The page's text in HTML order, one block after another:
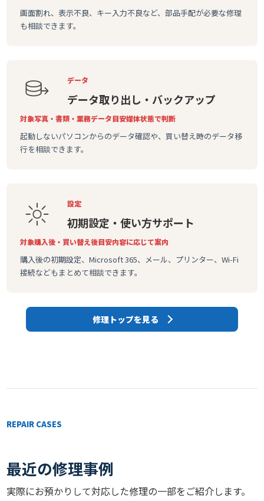
画面割れ、表示不良、キー入力不良など、部品手配が必要な修理
も相談できます。
データ
データ取り出し・バックアップ
起動しないパソコンからのデータ確認や、買い替え時のデータ移
行を相談できます。
対象写真・書類・業務データ目安媒体状態で判断
設定
初期設定・使い方サポート
購入後の初期設定、Microsoft 365、メール、プリンター、Wi-Fi
接続などもまとめて相談できます。
対象購入後・買い替え後目安内容に応じて案内
修理トップを見る
REPAIR CASES
最近の修理事例
実際にお預かりして対応した修理の一部をご紹介します。